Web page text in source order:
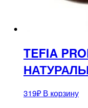
TEFIA
319₽ В корзину